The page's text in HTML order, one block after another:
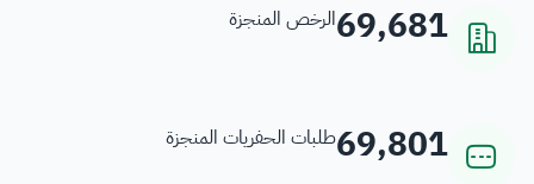
69,681الرخص المنجزة
69,801طلبات الحفريات المنجزة